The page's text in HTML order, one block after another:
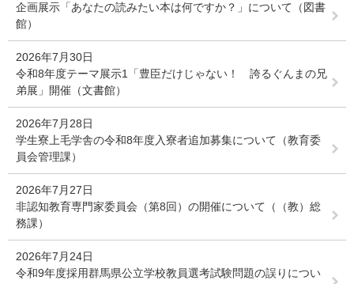
企画展示「あなたの読みたい本は何ですか？」について（図書
館）
2026年7月30日
令和8年度テーマ展示1「豊臣だけじゃない！ 誇るぐんまの兄
弟展」開催（文書館）
2026年7月28日
学生寮上毛学舎の令和8年度入寮者追加募集について（教育委
員会管理課）
2026年7月27日
非認知教育専門家委員会（第8回）の開催について（（教）総
務課）
2026年7月24日
令和9年度採用群馬県公立学校教員選考試験問題の誤りについ